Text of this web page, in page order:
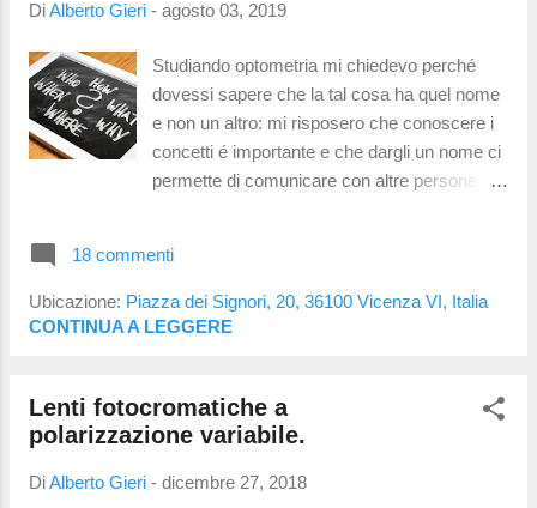
cicli di attivazione — che in media
queste molecole iniziano a perdere smalto.
Cosa succede dopo questo periodo?
Perdono lo scatto: Non sono più così veloci
nel passare dal chiaro allo scuro. L’ombra
residua: In ufficio la lente ...
DiAlberto Gieri - agosto 03, 2019
Studiando optometria mi chiedevo perché
dovessi sapere che la tal cosa ha quel nome
e non un altro: mi risposero che conoscere i
concetti é importante e che dargli un nome ci
permette di comunicare con altre persone
vocabolario per capire cosa dicono gli ottici
quando parlano ai clienti. Conoscendo questo
vocabolario anche il cliente saprá cosa
i decimi indicano la capacitá di distinguere
dettagli minuti a distanze elevate. In un
20/10. Personalmente non ho conosciuto
18 commenti
Ubicazione: Piazza dei Signori, 20, 36100 Vicenza VI, Italia
CONTINUA A LEGGERE
Lenti fotocromatiche a
polarizzazione variabile.
DiAlberto Gieri - dicembre 27, 2018